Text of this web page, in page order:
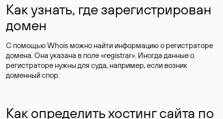
Как узнать, где зарегистрирован
домен
С помощью Whois можно найти информацию о регистраторе
домена. Она указана в поле «registrar». Иногда данные о
регистраторе нужны для суда, например, если возник
доменный спор.
Как определить хостинг сайта по